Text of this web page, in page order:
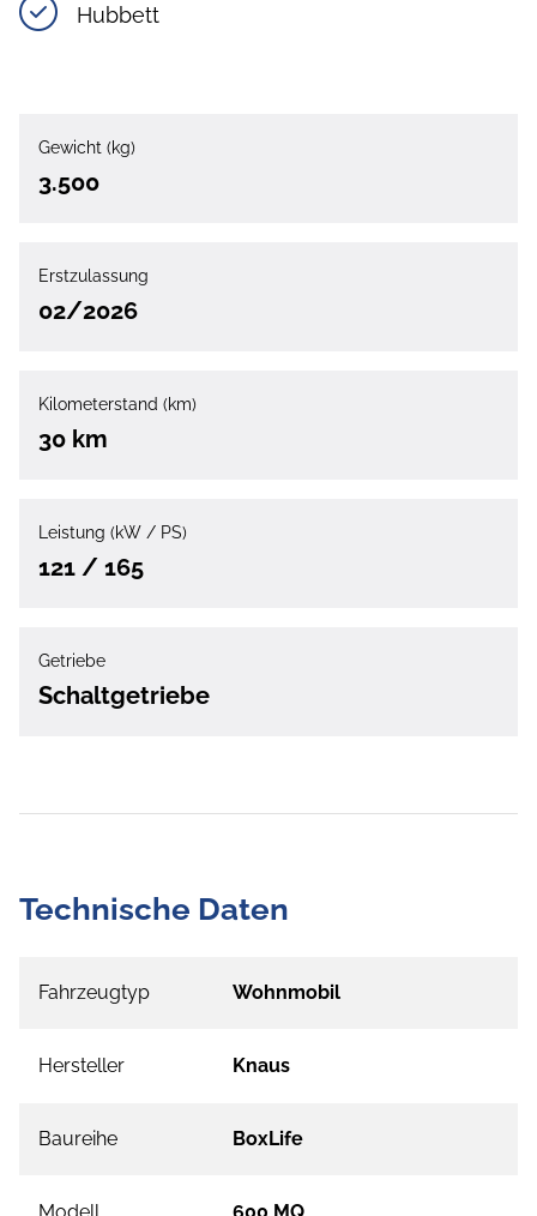
Hubbett
Gewicht (kg)
3.500
Erstzulassung
02/2026
Kilometerstand (km)
30 km
Leistung (kW / PS)
121 / 165
Getriebe
Schaltgetriebe
Technische Daten
Fahrzeugtyp Wohnmobil
Hersteller Knaus
Baureihe BoxLife